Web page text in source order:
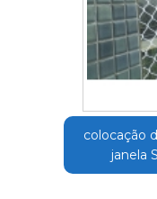
colocação
janela